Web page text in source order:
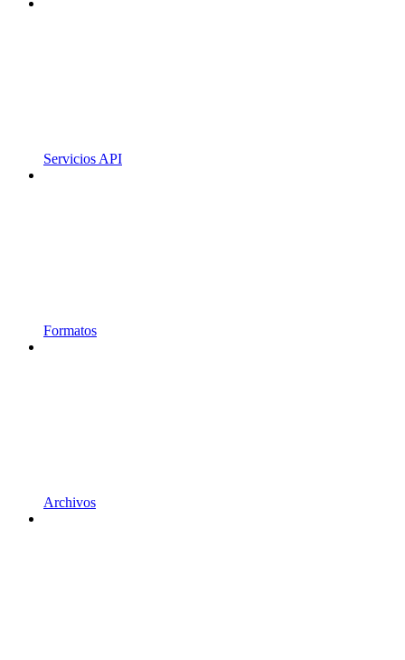
Servicios API
Formatos
Archivos